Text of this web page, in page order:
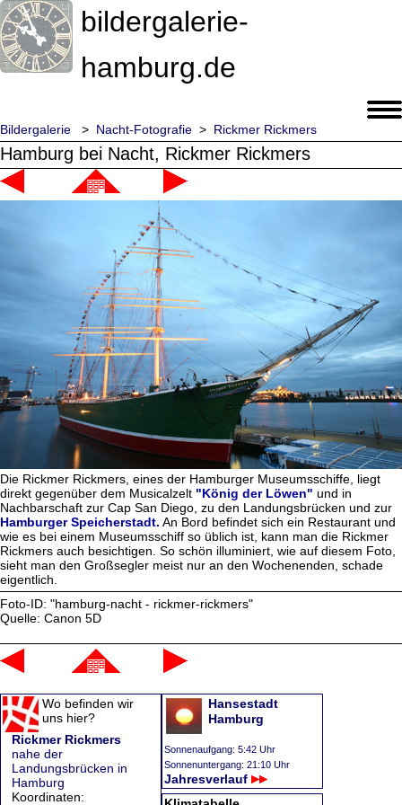
bildergalerie-
hamburg.de
Bildergalerie > Nacht-Fotografie > Rickmer Rickmers
Hamburg bei Nacht, Rickmer Rickmers
Die Rickmer Rickmers, eines der Hamburger Museumsschiffe, liegt
direkt gegenüber dem Musicalzelt "König der Löwen" und in
Nachbarschaft zur Cap San Diego, zu den Landungsbrücken und zur
Hamburger Speicherstadt. An Bord befindet sich ein Restaurant und
wie es bei einem Museumsschiff so üblich ist, kann man die Rickmer
Rickmers auch besichtigen. So schön illuminiert, wie auf diesem Foto,
sieht man den Großsegler meist nur an den Wochenenden, schade
eigentlich.
Foto-ID: "hamburg-nacht - rickmer-rickmers"
Quelle: Canon 5D
Wo befinden wir
uns hier?
Rickmer Rickmers
nahe der
Landungsbrücken in
Hamburg
Koordinaten:
Hansestadt
Hamburg
Sonnenaufgang: 5:42 Uhr
Sonnenuntergang: 21:10 Uhr
Jahresverlauf